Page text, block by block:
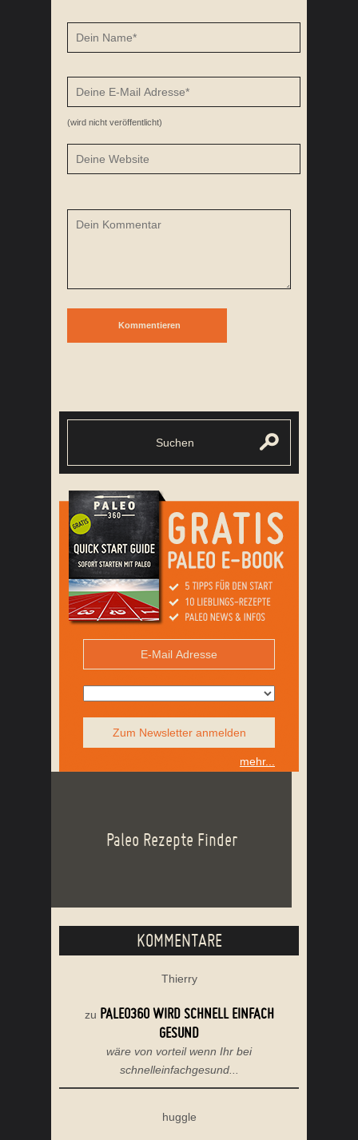
(wird nicht veröffentlicht)
Zum Newsletter anmelden
mehr...
Paleo Rezepte Finder
KOMMENTARE
Thierry
zu PALEO360 WIRD SCHNELL EINFACH
GESUND
wäre von vorteil wenn Ihr bei
schnelleinfachgesund...
huggle